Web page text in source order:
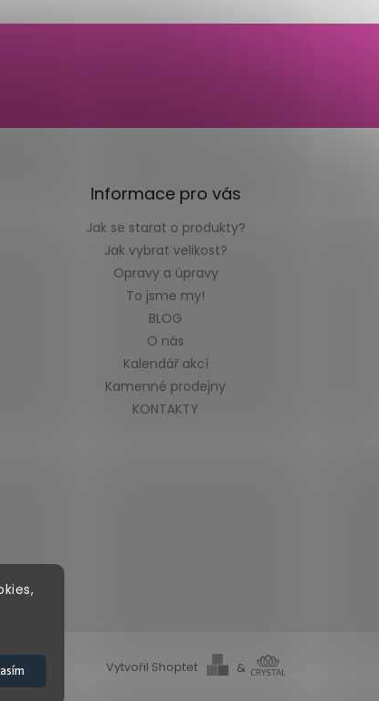
Informace pro vás
Jak se starat o produkty?
Jak vybrat velikost?
Opravy a úpravy
To jsme my!
BLOG
O nás
Kalendář akcí
Kamenné prodejny
KONTAKTY
Vytvořil Shoptet &